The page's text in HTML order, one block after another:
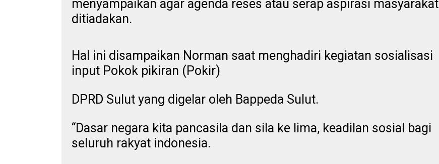
menyampaikan agar agenda reses atau serap aspirasi masyarakat
ditiadakan.
Hal ini disampaikan Norman saat menghadiri kegiatan sosialisasi
input Pokok pikiran (Pokir)
DPRD Sulut yang digelar oleh Bappeda Sulut.
“Dasar negara kita pancasila dan sila ke lima, keadilan sosial bagi
seluruh rakyat indonesia.